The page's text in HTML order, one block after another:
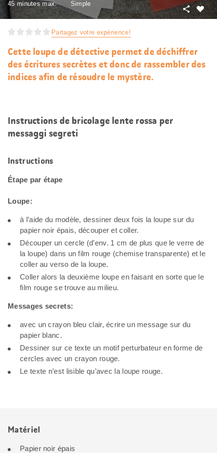
Partagez votre expérience!
45 minutes max.
Simple
Partager
Cette loupe de détective permet de déchiffrer
des écritures secrètes et donc de rassembler des
indices afin de résoudre le mystère.
Instructions de bricolage lente rossa per
messaggi segreti
Instructions
Étape par étape
Loupe:
à l’aide du modèle, dessiner deux fois la loupe sur du
papier noir épais, découper et coller.
Découper un cercle (d’env. 1 cm de plus que le verre de
la loupe) dans un film rouge (chemise transparente) et le
coller au verso de la loupe.
Coller alors la deuxième loupe en faisant en sorte que le
film rouge se trouve au milieu.
Messages secrets:
avec un crayon bleu clair, écrire un message sur du
papier blanc.
Dessiner sur ce texte un motif perturbateur en forme de
cercles avec un crayon rouge.
Le texte n’est lisible qu’avec la loupe rouge.
Matériel
Papier noir épais